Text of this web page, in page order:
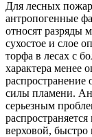
Для лесных
антропогенные
относят разряды
сухостое и слое
торфа в лесах с
характера менее
распространение
силы пламени.
серьезным
распространяется
верховой,